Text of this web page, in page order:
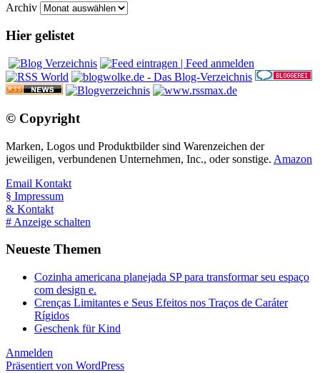
Archiv
Hier gelistet
© Copyright
Marken, Logos und Produktbilder sind Warenzeichen der
jeweiligen, verbundenen Unternehmen, Inc., oder sonstige. Amazon
Email Kontakt
§ Impressum
& Kontakt
# Anzeige schalten
Neueste Themen
Cozinha americana planejada SP para transformar seu espaço
com design e.
Crenças Limitantes e Seus Efeitos nos Traços de Caráter
Rígidos
Geschenk für Kind
Anmelden
Präsentiert von WordPress